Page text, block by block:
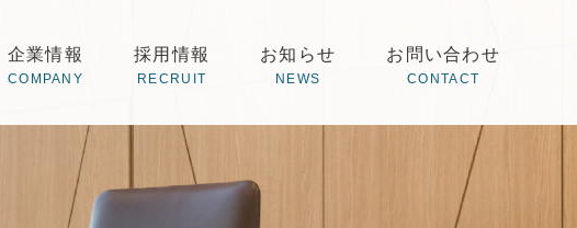
企業情報
COMPANY
採用情報
RECRUIT
お知らせ
NEWS
お問い合わせ
CONTACT